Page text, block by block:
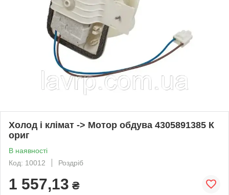
Холод і клімат -> Мотор обдува 4305891385 К
ориг
В наявності
Код: 10012
Роздріб
1 557,13 ₴